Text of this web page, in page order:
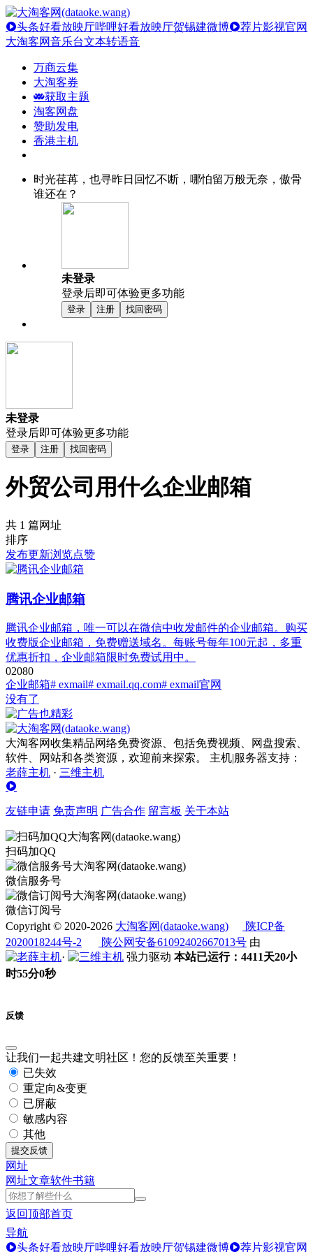
头条好看放映厅哔哩好看放映厅贺锡建微博
荐片影视官网
大淘客网音乐台文本转语音
万商云集
大淘客券
获取主题
淘客网盘
赞助发电
香港主机
时光荏苒，也寻昨日回忆不断，哪怕留万般无奈，傲骨
谁还在？
未登录
登录后即可体验更多功能
登录 注册 找回密码
未登录
登录后即可体验更多功能
登录 注册 找回密码
外贸公司用什么企业邮箱
共 1 篇网址
排序
发布更新浏览点赞
腾讯企业邮箱
腾讯企业邮箱，唯一可以在微信中收发邮件的企业邮箱。购买
收费版企业邮箱，免费赠送域名。每账号每年100元起，多重
优惠折扣，企业邮箱限时免费试用中。
02080
企业邮箱# exmail# exmail.qq.com# exmail官网
没有了
大淘客网收集精品网络免费资源、包括免费视频、网盘搜索、
软件、网站和各类资源，欢迎前来探索。 主机|服务器支持：
老薛主机 · 三维主机
友链申请 免责声明 广告合作 留言板 关于本站
扫码加QQ
微信服务号
微信订阅号
Copyright © 2020-2026 大淘客网(dataoke.wang)
陕ICP备
2020018244号-2
陕公网安备61092402667013号 由
·
强力驱动 本站已运行：4411天20小
时55分0秒
反馈
让我们一起共建文明社区！您的反馈至关重要！
已失效
重定向&变更
已屏蔽
敏感内容
其他
提交反馈
网址
网址文章软件书籍
返回顶部首页
导航
头条好看放映厅哔哩好看放映厅贺锡建微博 荐片影视官网